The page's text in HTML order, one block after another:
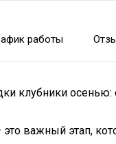
работы
клубники
это важный этап,